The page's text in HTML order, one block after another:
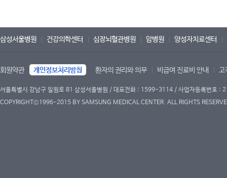
삼성서울병원 건강의학센터 심장뇌혈관병원 암병원 양성자치료센터
회원약관 개인정보처리방침 환자의 권리와 의무 비급여 진료비 안내 고
서울특별시 강남구 일원로 81 삼성서울병원 / 대표전화 : 1599-3114 / 사업자등록번호
COPYRIGHT©1996-2015 BY SAMSUNG MEDICAL CENTER. ALL RIGHTS